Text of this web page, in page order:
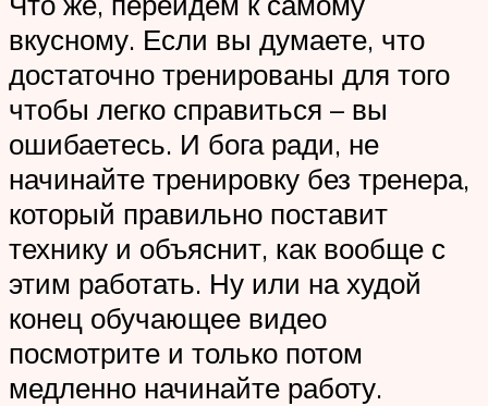
вкусному. Если вы думаете, что
достаточно тренированы для того
чтобы легко справиться – вы
ошибаетесь. И бога ради, не
начинайте тренировку без тренера,
который правильно поставит
технику и объяснит, как вообще с
этим работать. Ну или на худой
конец обучающее видео
посмотрите и только потом
медленно начинайте работу.